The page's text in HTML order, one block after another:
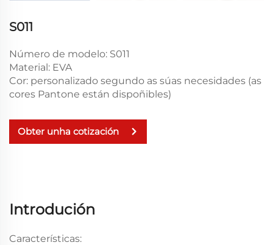
S011
Número de modelo: S011
Material: EVA
Cor: personalizado segundo as súas necesidades (as
cores Pantone están dispoñibles)
Obter unha cotización
Introdución
Características: